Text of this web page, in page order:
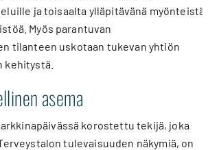
ja toisaalta ylläpitävänä myönteistä
Myös parantuvan
tilanteen uskotaan tukevan yhtiön
kehitystä.
asema
korostettu tekijä, joka
tulevaisuuden näkymiä, on